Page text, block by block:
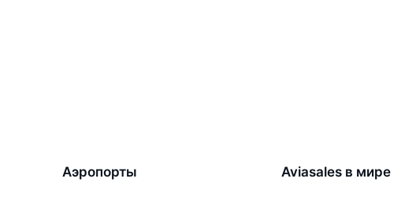
Аэропорты Aviasales в мире